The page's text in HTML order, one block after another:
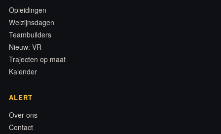
Opleidingen
Welzijnsdagen
Teambuilders
Nieuw: VR
Trajecten op maat
Kalender
ALERT
Over ons
Contact